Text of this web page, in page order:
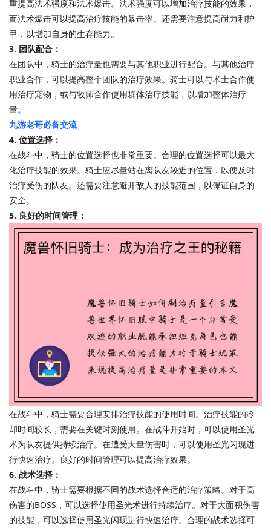
重提高法术强度和法术爆击。法术强度可以增加治疗技能的效果，
而法术爆击可以提高治疗技能的暴击率。还需要注意提高耐力和护
甲，以增加自身的生存能力。
3. 团队配合：
在团队中，骑士的治疗量也需要与其他职业进行配合。与其他治疗
职业合作，可以提高整个团队的治疗效果。骑士可以与术士合作使
用治疗宠物，或与牧师合作使用群体治疗技能，以增加整体治疗
量。
九游老哥必备交流
4. 位置选择：
在战斗中，骑士的位置选择也非常重要。合理的位置选择可以最大
化治疗技能的效果。骑士应尽量站在离队友较近的位置，以便及时
治疗受伤的队友。还需要注意避开敌人的技能范围，以保证自身的
安全。
5. 良好的时间管理：
在战斗中，骑士需要合理安排治疗技能的使用时间。治疗技能的冷
却时间较长，需要在关键时刻使用。在战斗开始时，可以使用圣光
术为队友提供持续治疗。在遭受大量伤害时，可以使用圣光闪现进
行快速治疗。良好的时间管理可以提高治疗效果。
6. 战术选择：
在战斗中，骑士需要根据不同的战术选择合适的治疗策略。对于高
伤害的BOSS，可以选择使用圣光术进行持续治疗。对于大面积伤害
的技能，可以选择使用圣光闪现进行快速治疗。合理的战术选择可